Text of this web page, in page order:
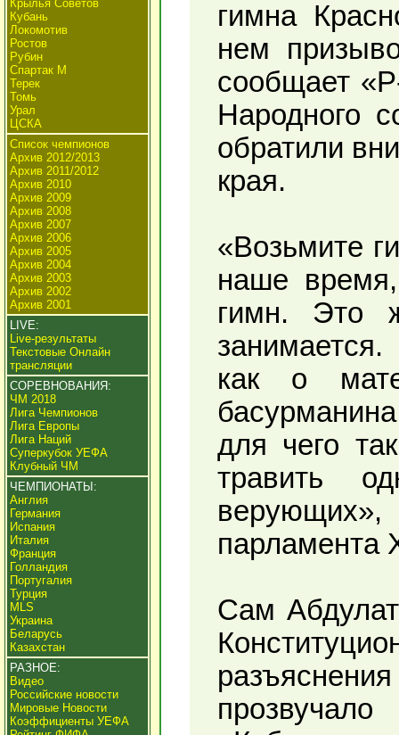
Крылья Советов
Кубань
Локомотив
Ростов
Рубин
Спартак М
Терек
Томь
Урал
ЦСКА
Список чемпионов
Архив 2012/2013
Архив 2011/2012
Архив 2010
Архив 2009
Архив 2008
Архив 2007
Архив 2006
Архив 2005
Архив 2004
Архив 2003
Архив 2002
Архив 2001
LIVE:
Live-результаты
Текстовые Онлайн
трансляции
СОРЕВНОВАНИЯ:
ЧМ 2018
Лига Чемпионов
Лига Европы
Лига Наций
Суперкубок УЕФА
Клубный ЧМ
ЧЕМПИОНАТЫ:
Англия
Германия
Испания
Италия
Франция
Голландия
Португалия
Турция
MLS
Украина
Беларусь
Казахстан
РАЗНОЕ:
Видео
Российские новости
Мировые Новости
Коэффициенты УЕФА
гимна
нем
сообщает
Народного
обратили
края.
«Возьмите
наше
гимн. Это
как о
для чего
травить
парламента
Сам